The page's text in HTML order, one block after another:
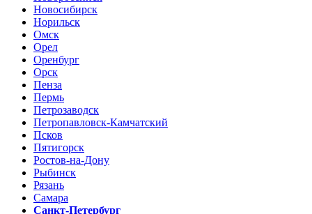
Новосибирск
Норильск
Омск
Орел
Оренбург
Орск
Пенза
Пермь
Петрозаводск
Петропавловск-Камчатский
Псков
Пятигорск
Ростов-на-Дону
Рыбинск
Рязань
Самара
Санкт-Петербург